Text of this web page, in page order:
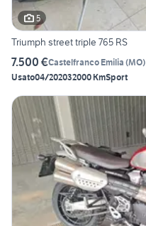
5
Triumph street triple 765 RS
7.500 €Castelfranco Emilia (MO)
Usato04/202032000 KmSport